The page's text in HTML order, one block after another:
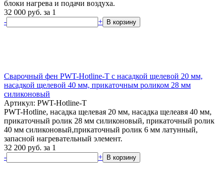
блоки нагрева и подачи воздуха.
32 000 руб. за 1
-
+ В корзину
Сварочный фен PWT-Hotline-T с насадкой щелевой 20 мм,
насадкой щелевой 40 мм, прикаточным роликом 28 мм
силиконовый
Артикул: PWT-Hotline-T
PWT-Hotline, насадка щелевая 20 мм, насадка щелеавя 40 мм,
прикаточный ролик 28 мм силиконовый, прикаточный ролик
40 мм силиконовый,прикаточный ролик 6 мм латунный,
запасной нагревательный элемент.
32 200 руб. за 1
-
+ В корзину